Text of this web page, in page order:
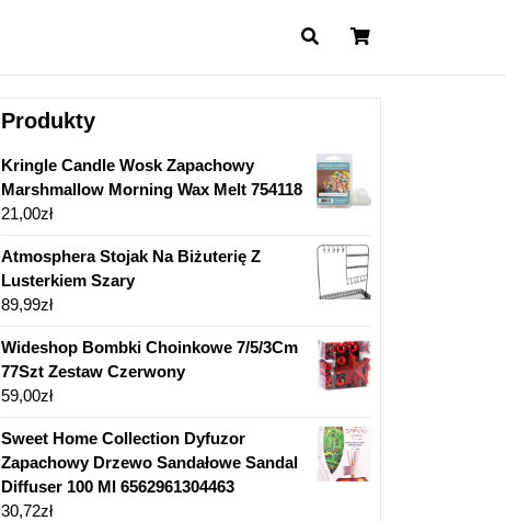
Cart
Produkty
Kringle Candle Wosk Zapachowy
Marshmallow Morning Wax Melt 754118
21,00zł
Atmosphera Stojak Na Biżuterię Z
Lusterkiem Szary
89,99zł
Wideshop Bombki Choinkowe 7/5/3Cm
77Szt Zestaw Czerwony
59,00zł
Sweet Home Collection Dyfuzor
Zapachowy Drzewo Sandałowe Sandal
Diffuser 100 Ml 6562961304463
30,72zł